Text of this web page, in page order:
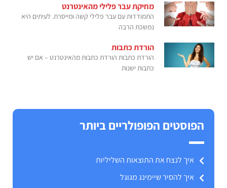
מחיקת עבר פלילי מהאינטרנט
התמודדות עם עבר פלילי קשה ומייסרת. לעיתים היא
נמשכת הרבה
הורדת כתבות
הורדת כתבות הורדת כתבות מהאינטרנט – אם יש
כתבות ישנות
הפוסטים הפופולריים ביותר
איך לנצח את התוצאות השליליות
איך להסיר שיימינג מגוגל